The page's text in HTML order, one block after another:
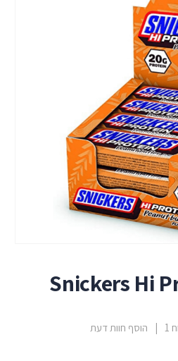
Snickers Hi
1 הוסף חוות דעת